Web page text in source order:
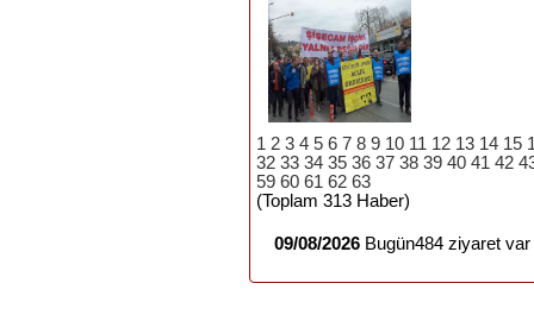
1 2 3 4 5 6 7 8 9 10 11 12 13 14 15
32 33 34 35 36 37 38 39 40 41 42
59 60 61 62 63
(Toplam 313 Haber)
09/08/2026 Bugün484 ziyaret